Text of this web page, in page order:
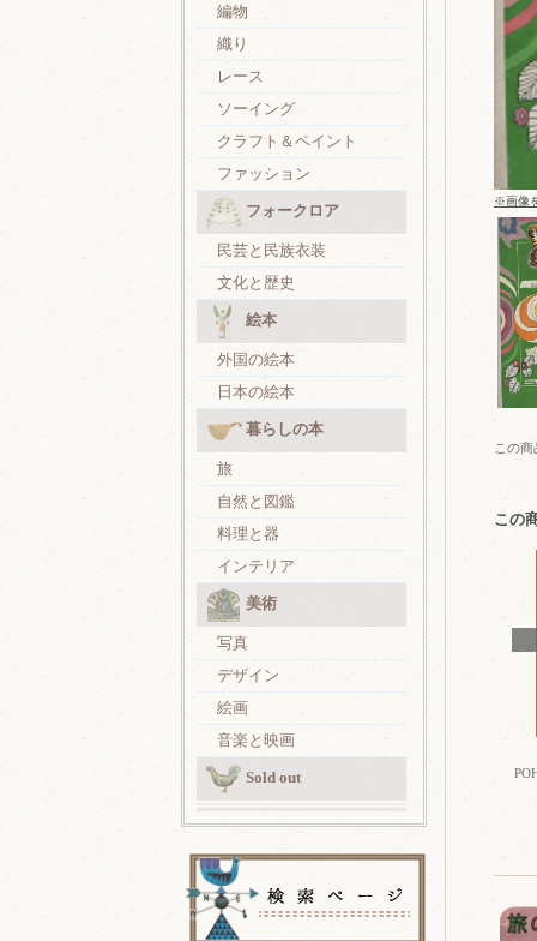
編物
織り
レース
ソーイング
クラフト＆ペイント
ファッション
フォークロア
民芸と民族衣装
文化と歴史
絵本
外国の絵本
日本の絵本
暮らしの本
旅
自然と図鑑
料理と器
インテリア
美術
写真
デザイン
絵画
音楽と映画
Sold out
※画像
この
この